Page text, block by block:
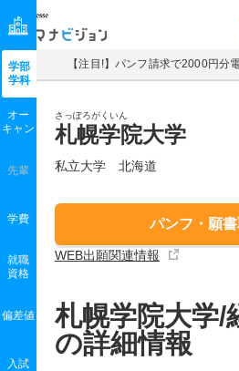
マナビジョン
【注目!】パンフ請求で2000円分
さっぽろがくいん
札幌学院大学
私立大学 北海道
パンフ・願
WEB出願関連情報
学部
学科
オー
キャン
先輩
学費
就職
資格
偏差値
入試
札幌学院大学/
の詳細情報